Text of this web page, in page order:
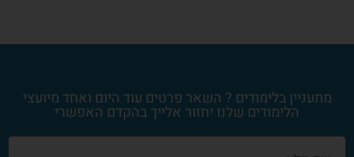
מתעניין בלימודים ? השאר פרטים עוד היום ואחד מיועצי
הלימודים שלנו יחזור אלייך בהקדם האפשרי